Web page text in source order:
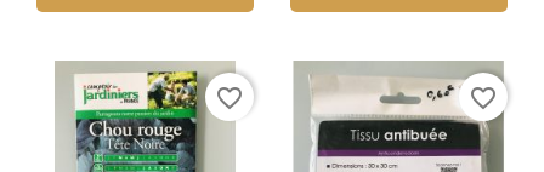
favorite_border favorite_border